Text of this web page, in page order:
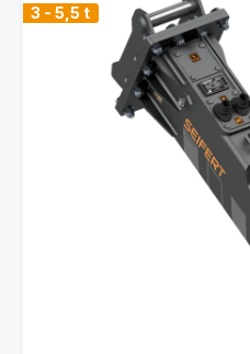
3 - 5,5 t